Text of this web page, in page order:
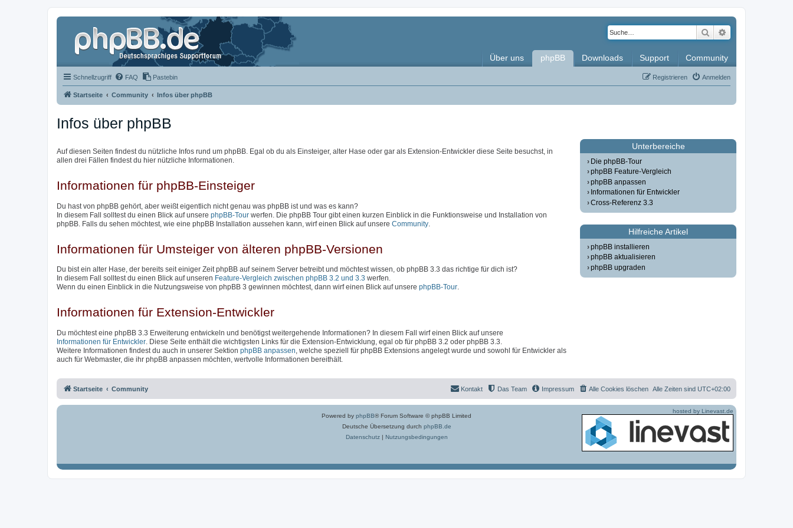
Suche
Über uns phpBB Downloads Support Community
Schnellzugriff FAQ Pastebin Anmelden
Registrieren
Startseite Community Infos über phpBB
Infos über phpBB
Auf diesen Seiten findest du nützliche Infos rund um phpBB. Egal ob du als Einsteiger, alter Hase oder gar als Extension-Entwickler diese Seite besuchst, in
allen drei Fällen findest du hier nützliche Informationen.
Informationen für phpBB-Einsteiger
Du hast von phpBB gehört, aber weißt eigentlich nicht genau was phpBB ist und was es kann?
In diesem Fall solltest du einen Blick auf unsere phpBB-Tour werfen. Die phpBB Tour gibt einen kurzen Einblick in die Funktionsweise und Installation von
phpBB. Falls du sehen möchtest, wie eine phpBB Installation aussehen kann, wirf einen Blick auf unsere Community
Informationen für Umsteiger von älteren phpBB-Versionen
Du bist ein alter Hase, der bereits seit einiger Zeit phpBB auf seinem Server betreibt und möchtest wissen, ob phpBB 3.3 das richtige für dich ist?
In diesem Fall solltest du einen Blick auf unseren Feature-Vergleich zwischen phpBB 3.2 und 3.3 werfen.
Wenn du einen Einblick in die Nutzungsweise von phpBB 3 gewinnen möchtest, dann wirf einen Blick auf unsere phpBB-Tour.
Informationen für Extension-Entwickler
Du möchtest eine phpBB 3.3 Erweiterung entwickeln und benötigst weitergehende Informationen? In diesem Fall wirf einen Blick auf unsere
Informationen für Entwickler . Diese Seite enthält die wichtigsten Links für die Extension-Entwicklung, egal ob für phpBB 3.2 oder phpBB 3.3.
Weitere Informationen findest du auch in unserer Sektion phpBB anpassen , welche speziell für phpBB Extensions angelegt wurde und sowohl für Entwickler als
auch für Webmaster, die ihr phpBB anpassen möchten, wertvolle Informationen bereithält.
Unterbereiche
Die phpBB-Tour
phpBB Feature-Vergleich
phpBB anpassen
Informationen für Entwickler
Cross-Referenz 3.3
Hilfreiche Artikel
phpBB installieren
phpBB aktualisieren
phpBB upgraden
Startseite Community Alle Zeiten sind UTC+02:00
Alle Cookies löschen
Impressum
Das Team
Kontakt
Powered by phpBB® Forum Software © phpBB Limited
Deutsche Übersetzung durch phpBB.de
Datenschutz| Nutzungsbedingungen
hosted by Linevast.de